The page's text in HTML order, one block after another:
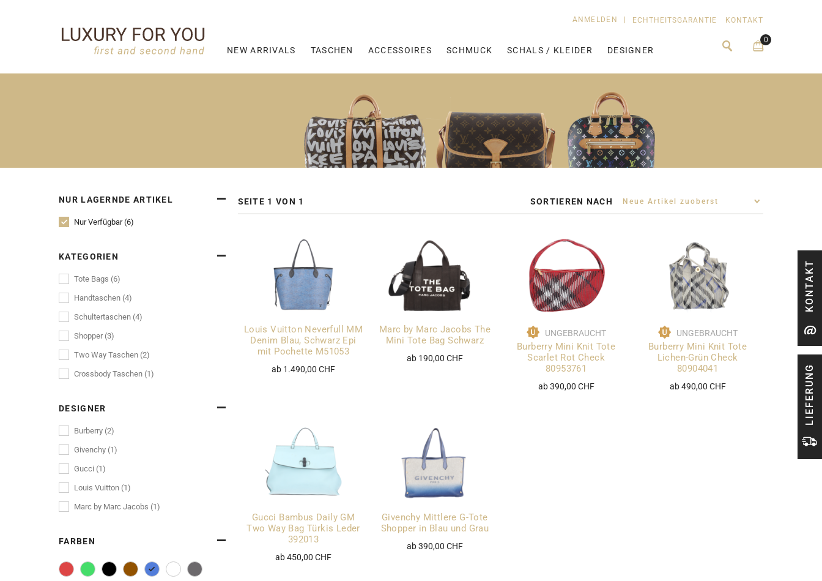
NEW ARRIVALS TASCHEN ACCESSOIRES SCHMUCK SCHALS / KLEIDER DESIGNER
ANMELDEN ECHTHEITSGARANTIE KONTAKT
0
LIEFERUNG
KONTAKT
NUR LAGERNDE ARTIKEL
Nur Verfügbar (6)
KATEGORIEN
Tote Bags (6)
Handtaschen (4)
Schultertaschen (4)
Shopper (3)
Two Way Taschen (2)
Crossbody Taschen (1)
DESIGNER
Burberry (2)
Givenchy (1)
Gucci (1)
Louis Vuitton (1)
Marc by Marc Jacobs (1)
FARBEN
SEITE 1 VON 1 SORTIEREN NACH
Louis Vuitton Neverfull MM
Denim Blau, Schwarz Epi
mit Pochette M51053
ab 1.490,00 CHF
Marc by Marc Jacobs The
Mini Tote Bag Schwarz
ab 190,00 CHF
UNGEBRAUCHT
Burberry Mini Knit Tote
Scarlet Rot Check
80953761
ab 390,00 CHF
UNGEBRAUCHT
Burberry Mini Knit Tote
Lichen-Grün Check
80904041
ab 490,00 CHF
Gucci Bambus Daily GM
Two Way Bag Türkis Leder
392013
ab 450,00 CHF
Givenchy Mittlere G-Tote
Shopper in Blau und Grau
ab 390,00 CHF